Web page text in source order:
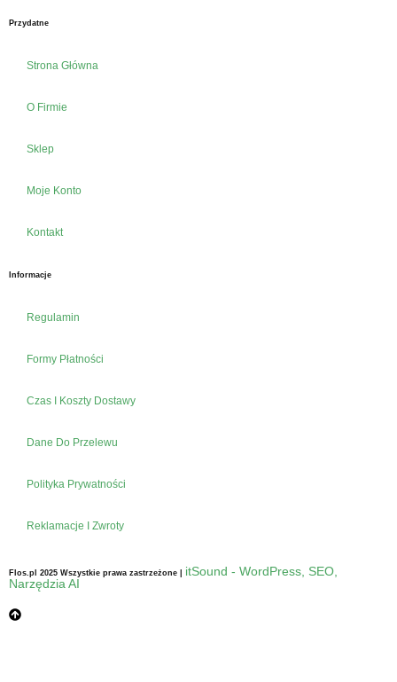
Przydatne
Strona Główna
O Firmie
Sklep
Moje Konto
Kontakt
Informacje
Regulamin
Formy Płatności
Czas I Koszty Dostawy
Dane Do Przelewu
Polityka Prywatności
Reklamacje I Zwroty
Flos.pl 2025 Wszystkie prawa zastrzeżone | itSound - WordPress, SEO,
Narzędzia AI